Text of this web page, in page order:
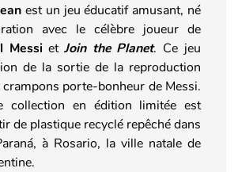
est un jeu éducatif amusant, né
avec le célèbre joueur de
Messi et Join the Planet. Ce jeu
de la sortie de la reproduction
crampons porte-bonheur de Messi.
collection en édition limitée est
de plastique recyclé repêché dans
à Rosario, la ville natale de